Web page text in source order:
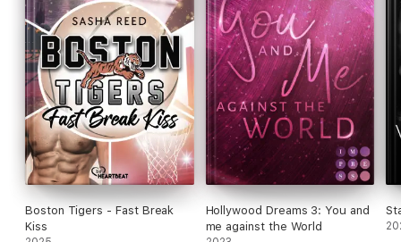
Boston Tigers - Fast Break
Kiss
Hollywood Dreams 3: You and
me against the World